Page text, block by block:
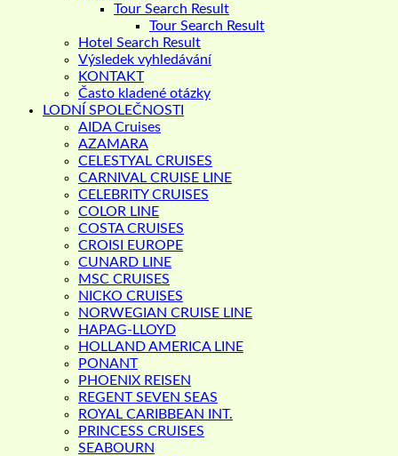
Tour Search Result
Tour Search Result
Hotel Search Result
Výsledek vyhledávání
KONTAKT
Často kladené otázky
LODNÍ SPOLEČNOSTI
AIDA Cruises
AZAMARA
CELESTYAL CRUISES
CARNIVAL CRUISE LINE
CELEBRITY CRUISES
COLOR LINE
COSTA CRUISES
CROISI EUROPE
CUNARD LINE
MSC CRUISES
NICKO CRUISES
NORWEGIAN CRUISE LINE
HAPAG-LLOYD
HOLLAND AMERICA LINE
PONANT
PHOENIX REISEN
REGENT SEVEN SEAS
ROYAL CARIBBEAN INT.
PRINCESS CRUISES
SEABOURN